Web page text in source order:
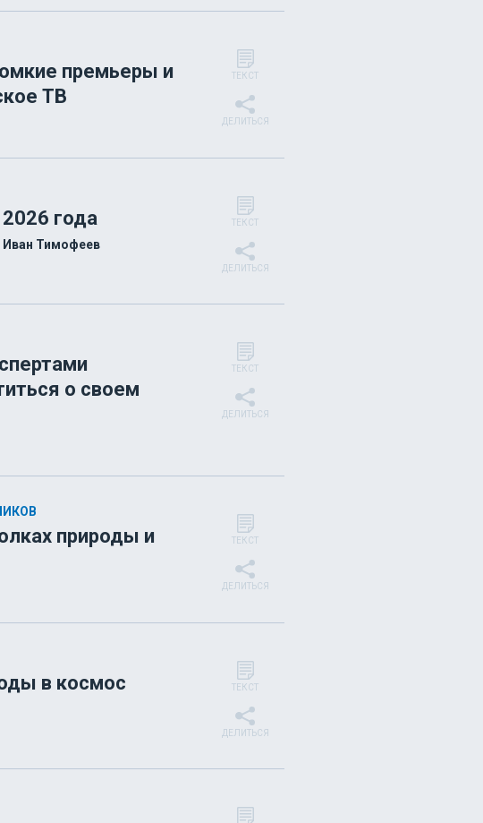
премьеры и
ТВ
ТЕКСТ
ДЕЛИТЬСЯ
года
Иван Тимофеев
ТЕКСТ
ДЕЛИТЬСЯ
о своем
ТЕКСТ
ДЕЛИТЬСЯ
природы и
ТЕКСТ
ДЕЛИТЬСЯ
в космос ТЕКСТ
ДЕЛИТЬСЯ